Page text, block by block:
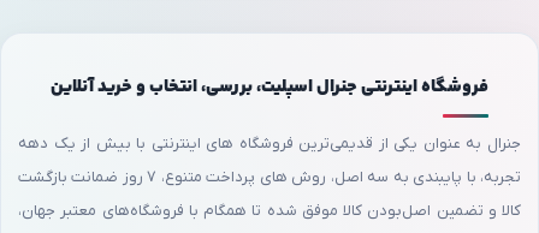
فروشگاه اینترنتی جنرال اسپلیت، بررسی، انتخاب و خرید آنلاین
جنرال به عنوان یکی از قدیمی‌ترین فروشگاه های اینترنتی با بیش از یک دهه
تجربه، با پایبندی به سه اصل، روش های پرداخت متنوع، ۷ روز ضمانت بازگشت
کالا و تضمین اصل‌بودن کالا موفق شده تا همگام با فروشگاه‌های معتبر جهان،